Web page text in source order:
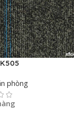
phòng